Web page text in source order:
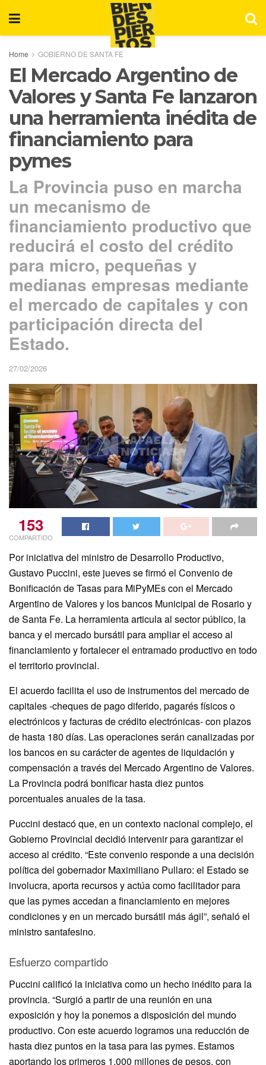
Home GOBIERNO DE SANTA FE
El Mercado Argentino de
Valores y Santa Fe lanzaron
una herramienta inédita de
financiamiento para
pymes
La Provincia puso en marcha
un mecanismo de
financiamiento productivo que
reducirá el costo del crédito
para micro, pequeñas y
medianas empresas mediante
el mercado de capitales y con
participación directa del
Estado.
27/02/2026
153
COMPARTIDO
Por iniciativa del ministro de Desarrollo Productivo,
Gustavo Puccini, este jueves se firmó el Convenio de
Bonificación de Tasas para MiPyMEs con el Mercado
Argentino de Valores y los bancos Municipal de Rosario y
de Santa Fe. La herramienta articula al sector público, la
banca y el mercado bursátil para ampliar el acceso al
financiamiento y fortalecer el entramado productivo en todo
el territorio provincial.
El acuerdo facilita el uso de instrumentos del mercado de
capitales -cheques de pago diferido, pagarés físicos o
electrónicos y facturas de crédito electrónicas- con plazos
de hasta 180 días. Las operaciones serán canalizadas por
los bancos en su carácter de agentes de liquidación y
compensación a través del Mercado Argentino de Valores.
La Provincia podrá bonificar hasta diez puntos
porcentuales anuales de la tasa.
Puccini destacó que, en un contexto nacional complejo, el
Gobierno Provincial decidió intervenir para garantizar el
acceso al crédito. “Este convenio responde a una decisión
política del gobernador Maximiliano Pullaro: el Estado se
involucra, aporta recursos y actúa como facilitador para
que las pymes accedan a financiamiento en mejores
condiciones y en un mercado bursátil más ágil”, señaló el
ministro santafesino.
Esfuerzo compartido
Puccini calificó la iniciativa como un hecho inédito para la
provincia. “Surgió a partir de una reunión en una
exposición y hoy la ponemos a disposición del mundo
productivo. Con este acuerdo logramos una reducción de
hasta diez puntos en la tasa para las pymes. Estamos
aportando los primeros 1.000 millones de pesos, con